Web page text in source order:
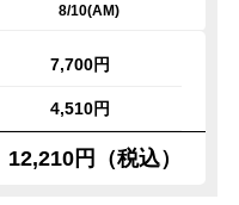
8/10(AM)
7,700円
4,510円
12,210円（税込）